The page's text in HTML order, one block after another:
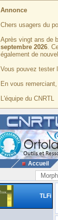
Annonce
Chers usagers du
Après vingt ans de
septembre 2026.
également de
Vous pouvez tester
En vous remerciant,
L'équipe du CNRTL
Accueil
TLFi